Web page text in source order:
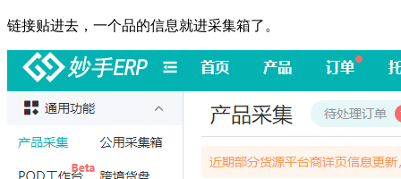
链接贴进去，一个品的信息就进采集箱了。